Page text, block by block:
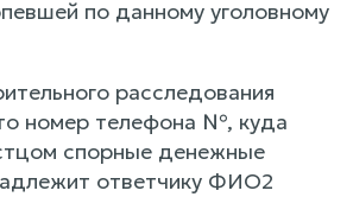
по данному уголовному
расследования
номер телефона №, куда
спорные денежные
ответчику ФИО2